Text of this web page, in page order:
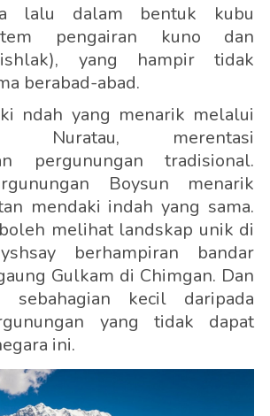
lalu dalam bentuk kubu
pengairan kuno dan
yang hampir tidak
berabad-abad.
ndah yang menarik melalui
Nuratau, merentasi
pergunungan tradisional.
Boysun menarik
mendaki indah yang sama.
melihat landskap unik di
berhampiran bandar
Gulkam di Chimgan. Dan
sebahagian kecil daripada
yang tidak dapat
ini.